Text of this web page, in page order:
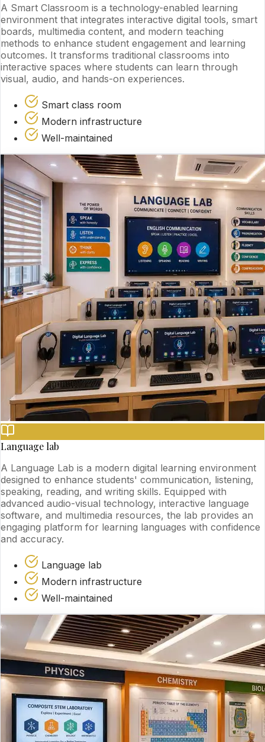
A Smart Classroom is a technology-enabled learning
environment that integrates interactive digital tools, smart
boards, multimedia content, and modern teaching
methods to enhance student engagement and learning
outcomes. It transforms traditional classrooms into
interactive spaces where students can learn through
visual, audio, and hands-on experiences.
Smart class room
Modern infrastructure
Well-maintained
Language lab
A Language Lab is a modern digital learning environment
designed to enhance students' communication, listening,
speaking, reading, and writing skills. Equipped with
advanced audio-visual technology, interactive language
software, and multimedia resources, the lab provides an
engaging platform for learning languages with confidence
and accuracy.
Language lab
Modern infrastructure
Well-maintained